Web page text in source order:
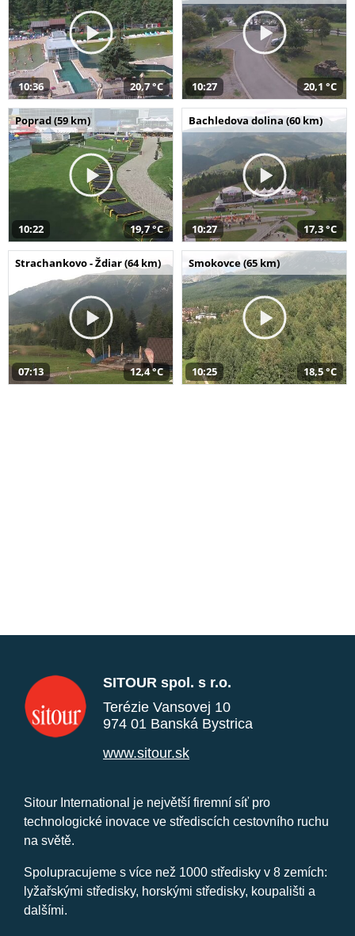
10:36 20,7 °C 10:27 20,1 °C
Poprad (59 km)
10:22 19,7 °C
Bachledova dolina (60 km)
10:27 17,3 °C
Strachankovo - Ždiar (64 km)
07:13 12,4 °C
Smokovce (65 km)
10:25 18,5 °C
SITOUR spol. s r.o.
Terézie Vansovej 10
974 01 Banská Bystrica
www.sitour.sk
Sitour International je největší firemní síť pro
technologické inovace ve střediscích cestovního ruchu
na světě.
Spolupracujeme s více než 1000 středisky v 8 zemích:
lyžařskými středisky, horskými středisky, koupališti a
dalšími.